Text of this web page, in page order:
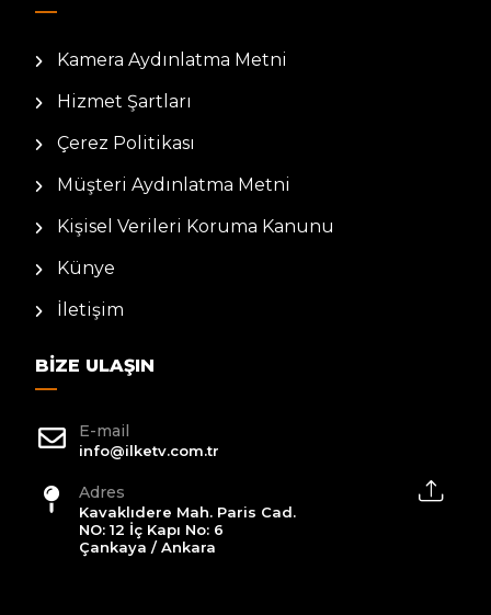
Kamera Aydınlatma Metni
Hizmet Şartları
Çerez Politikası
Müşteri Aydınlatma Metni
Kişisel Verileri Koruma Kanunu
Künye
İletişim
BIZE ULAŞIN
E-mail
info@ilketv.com.tr
Adres
Kavaklıdere Mah. Paris Cad.
NO: 12 İç Kapı No: 6
Çankaya / Ankara